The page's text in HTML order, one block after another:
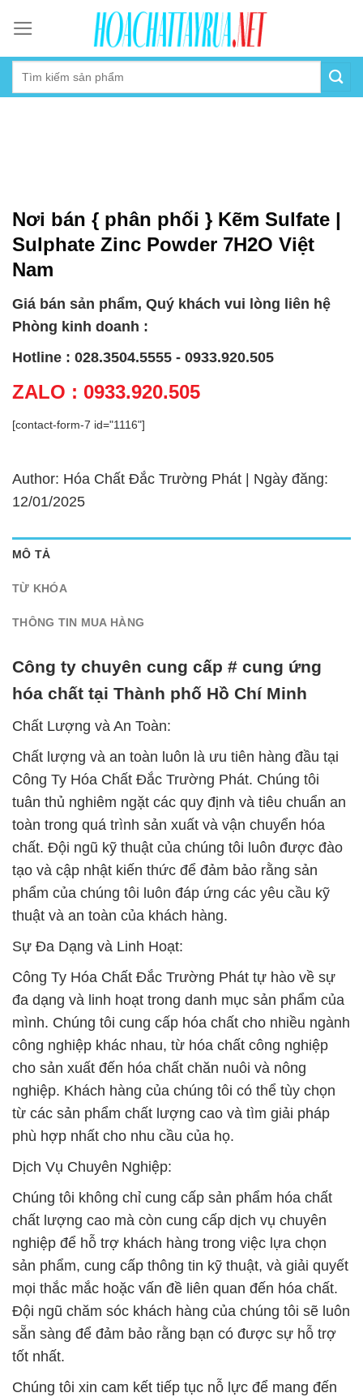
content
Nơi bán { phân phối } Kẽm Sulfate |
Sulphate Zinc Powder 7H2O Việt
Nam
Giá bán sản phẩm, Quý khách vui lòng liên hệ
Phòng kinh doanh :
Hotline : 028.3504.5555 - 0933.920.505
ZALO : 0933.920.505
[contact-form-7 id="1116"]
Author: Hóa Chất Đắc Trường Phát | Ngày đăng:
12/01/2025
MÔ TẢ
TỪ KHÓA
THÔNG TIN MUA HÀNG
Công ty chuyên cung cấp # cung ứng
hóa chất tại Thành phố Hồ Chí Minh
Chất Lượng và An Toàn:
Chất lượng và an toàn luôn là ưu tiên hàng đầu tại
Công Ty Hóa Chất Đắc Trường Phát. Chúng tôi
tuân thủ nghiêm ngặt các quy định và tiêu chuẩn an
toàn trong quá trình sản xuất và vận chuyển hóa
chất. Đội ngũ kỹ thuật của chúng tôi luôn được đào
tạo và cập nhật kiến thức để đảm bảo rằng sản
phẩm của chúng tôi luôn đáp ứng các yêu cầu kỹ
thuật và an toàn của khách hàng.
Sự Đa Dạng và Linh Hoạt:
Công Ty Hóa Chất Đắc Trường Phát tự hào về sự
đa dạng và linh hoạt trong danh mục sản phẩm của
mình. Chúng tôi cung cấp hóa chất cho nhiều ngành
công nghiệp khác nhau, từ hóa chất công nghiệp
cho sản xuất đến hóa chất chăn nuôi và nông
nghiệp. Khách hàng của chúng tôi có thể tùy chọn
từ các sản phẩm chất lượng cao và tìm giải pháp
phù hợp nhất cho nhu cầu của họ.
Dịch Vụ Chuyên Nghiệp:
Chúng tôi không chỉ cung cấp sản phẩm hóa chất
chất lượng cao mà còn cung cấp dịch vụ chuyên
nghiệp để hỗ trợ khách hàng trong việc lựa chọn
sản phẩm, cung cấp thông tin kỹ thuật, và giải quyết
mọi thắc mắc hoặc vấn đề liên quan đến hóa chất.
Đội ngũ chăm sóc khách hàng của chúng tôi sẽ luôn
sẵn sàng để đảm bảo rằng bạn có được sự hỗ trợ
tốt nhất.
Chúng tôi xin cam kết tiếp tục nỗ lực để mang đến